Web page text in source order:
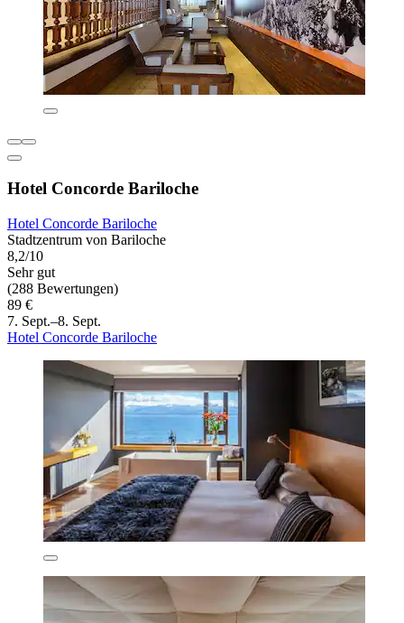
Hotel Concorde Bariloche
Hotel Concorde Bariloche
Stadtzentrum von Bariloche
8,2/10
Sehr gut
(288 Bewertungen)
89 €
7. Sept.–8. Sept.
Hotel Concorde Bariloche